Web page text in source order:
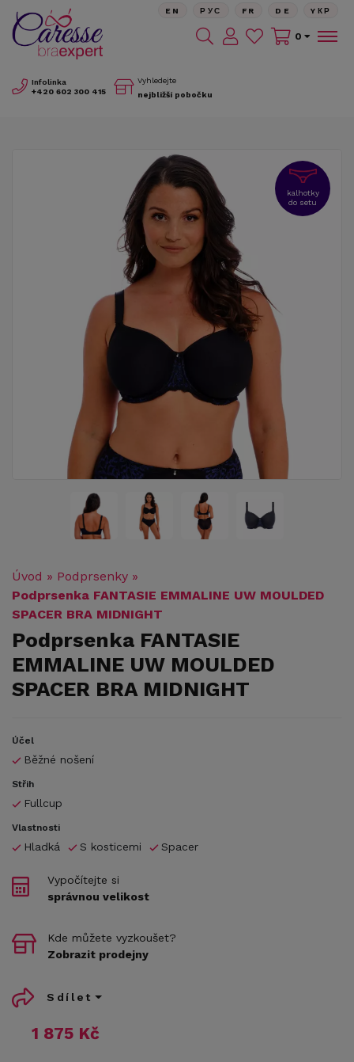
Infolinka
+420 602 300 415
Vyhledejte
nejbližší pobočku
EN РУС FR DE YКР
0
kalhotky
do setu
Úvod » Podprsenky »
Podprsenka FANTASIE EMMALINE UW MOULDED
SPACER BRA MIDNIGHT
Podprsenka FANTASIE
EMMALINE UW MOULDED
SPACER BRA MIDNIGHT
Účel
Běžné nošení
Střih
Fullcup
Vlastnosti
Hladká S kosticemi Spacer
1 875 Kč
Vypočítejte si
správnou velikost
Kde můžete vyzkoušet?
Zobrazit prodejny
Sdílet